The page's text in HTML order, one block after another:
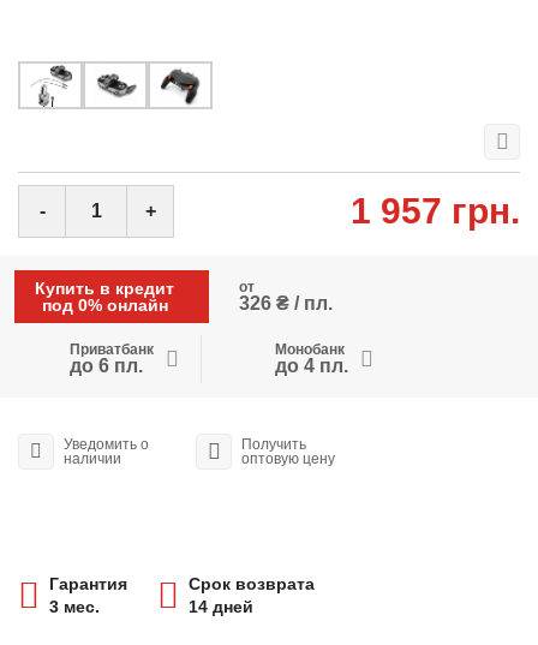
1 957 грн.
- +
Купить в кредит
под 0% онлайн
от
326 ₴ / пл.
Приватбанк
до 6 пл.
Монобанк
до 4 пл.
Уведомить о
наличии
Получить
оптовую цену
Гарантия
3 мес.
Срок возврата
14 дней